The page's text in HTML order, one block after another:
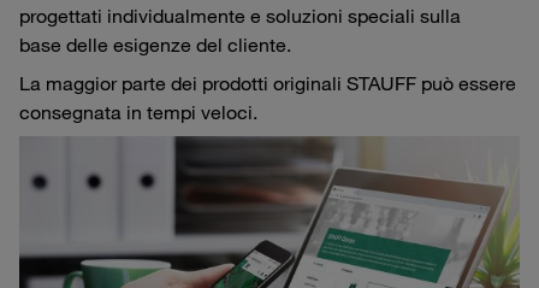
progettati individualmente e soluzioni speciali sulla
base delle esigenze del cliente.
La maggior parte dei prodotti originali STAUFF può essere
consegnata in tempi veloci.